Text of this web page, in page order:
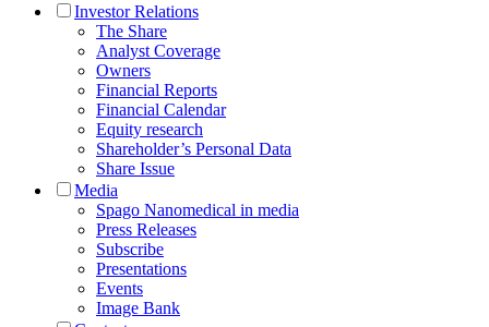
Investor Relations
The Share
Analyst Coverage
Owners
Financial Reports
Financial Calendar
Equity research
Shareholder’s Personal Data
Share Issue
Media
Spago Nanomedical in media
Press Releases
Subscribe
Presentations
Events
Image Bank